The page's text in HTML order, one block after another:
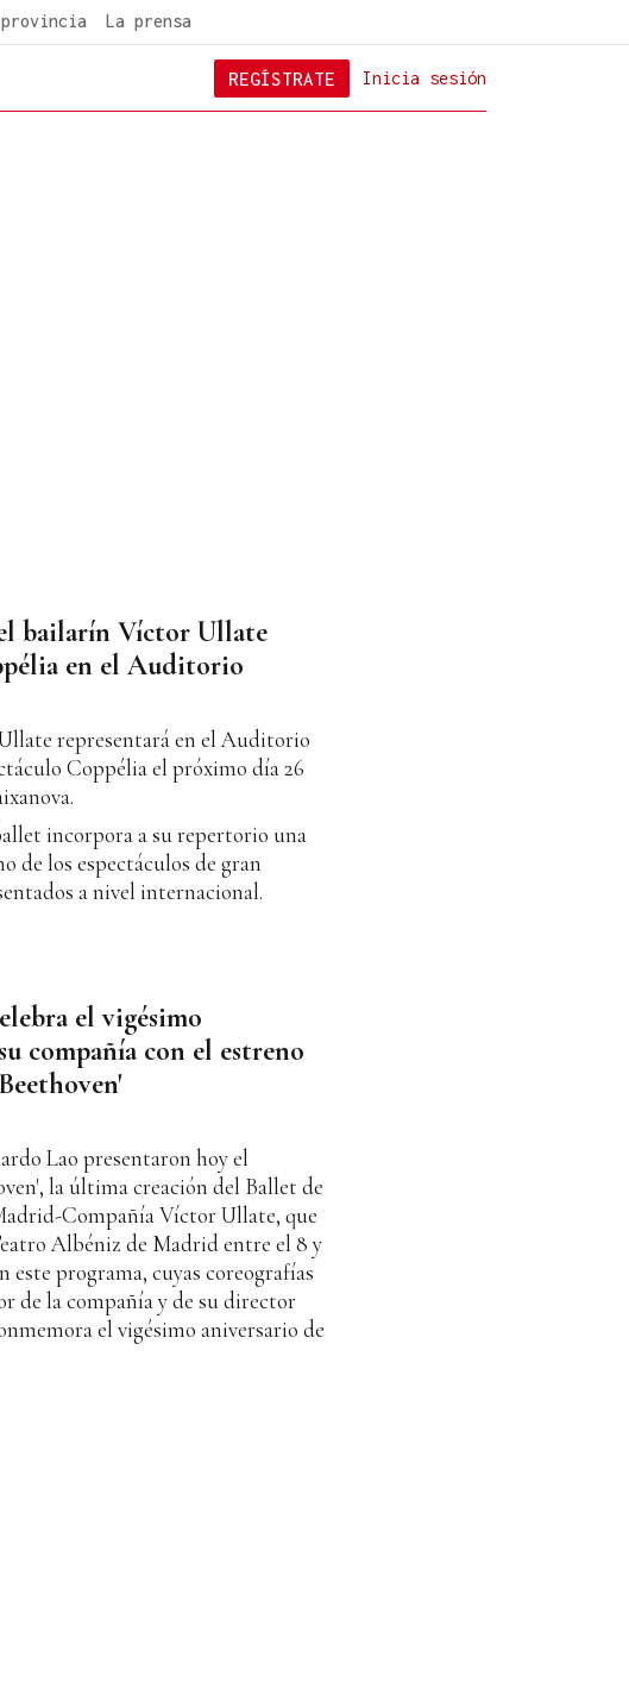
La prensa
Inicia sesión
REGÍSTRATE
bailarín Víctor Ullate
en el Auditorio
representará en el Auditorio
Coppélia el próximo día 26
incorpora a su repertorio una
de los espectáculos de gran
a nivel internacional.
el vigésimo
compañía con el estreno
Lao presentaron hoy el
la última creación del Ballet de
Compañía Víctor Ullate, que
Albéniz de Madrid entre el 8 y
este programa, cuyas coreografías
de la compañía y de su director
el vigésimo aniversario de